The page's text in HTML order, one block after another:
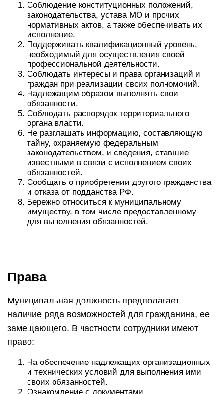
Соблюдение конституционных положений,
законодательства, устава МО и прочих
нормативных актов, а также обеспечивать их
исполнение.
Поддерживать квалификационный уровень,
необходимый для осуществления своей
профессиональной деятельности.
Соблюдать интересы и права организаций и
граждан при реализации своих полномочий.
Надлежащим образом выполнять свои
обязанности.
Соблюдать распорядок территориального
органа власти.
Не разглашать информацию, составляющую
тайну, охраняемую федеральным
законодательством, и сведения, ставшие
известными в связи с исполнением своих
обязанностей.
Сообщать о приобретении другого гражданства
и отказа от подданства РФ.
Бережно относиться к муниципальному
имуществу, в том числе предоставленному
для выполнения обязанностей.
Права
Муниципальная должность предполагает
наличие ряда возможностей для гражданина, ее
замещающего. В частности сотрудники имеют
право:
На обеспечение надлежащих организационных
и технических условий для выполнения ими
своих обязанностей.
Ознакомление с документами,